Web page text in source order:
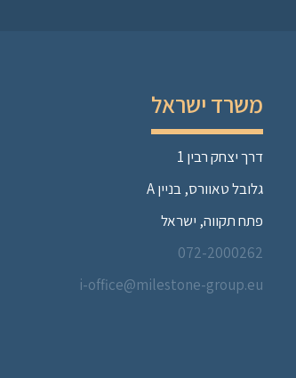
משרד ישראל
דרך יצחק רבין 1
גלובל טאוורס, בניין A
פתח תקווה, ישראל
072-2000262
i-office@milestone-group.eu